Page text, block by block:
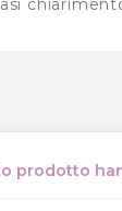
prodotto